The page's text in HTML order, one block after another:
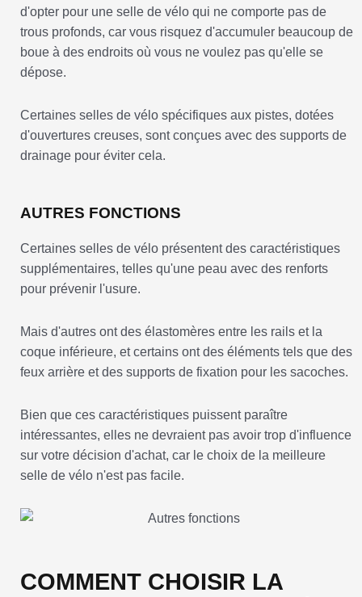
d'opter pour une selle de vélo qui ne comporte pas de
trous profonds, car vous risquez d'accumuler beaucoup de
boue à des endroits où vous ne voulez pas qu'elle se
dépose.
Certaines selles de vélo spécifiques aux pistes, dotées
d'ouvertures creuses, sont conçues avec des supports de
drainage pour éviter cela.
AUTRES FONCTIONS
Certaines selles de vélo présentent des caractéristiques
supplémentaires, telles qu'une peau avec des renforts
pour prévenir l'usure.
Mais d'autres ont des élastomères entre les rails et la
coque inférieure, et certains ont des éléments tels que des
feux arrière et des supports de fixation pour les sacoches.
Bien que ces caractéristiques puissent paraître
intéressantes, elles ne devraient pas avoir trop d'influence
sur votre décision d'achat, car le choix de la meilleure
selle de vélo n'est pas facile.
COMMENT CHOISIR LA